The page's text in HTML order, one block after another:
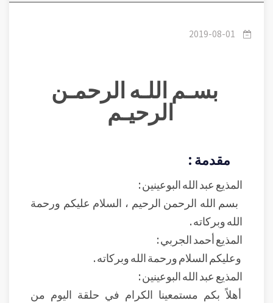
2019-08-01
بسـم اللـه الرحمـن
الرحيـم
مقدمة :
المذيع عبد الله البوعينين :
بسم الله الرحمن الرحيم ، السلام عليكم ورحمة
الله وبركاته .
المذيع أحمد الجربي :
وعليكم السلام ورحمة الله وبركاته .
المذيع عبد الله البوعينين :
أهلاً بكم مستمعينا الكرام في حلقة اليوم من